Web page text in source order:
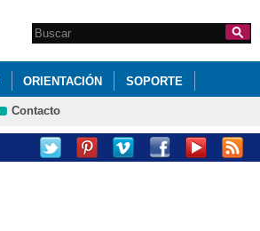
Formulario de
búsqueda
Search this site
ORIENTACIÓN SOPORTE
Contacto